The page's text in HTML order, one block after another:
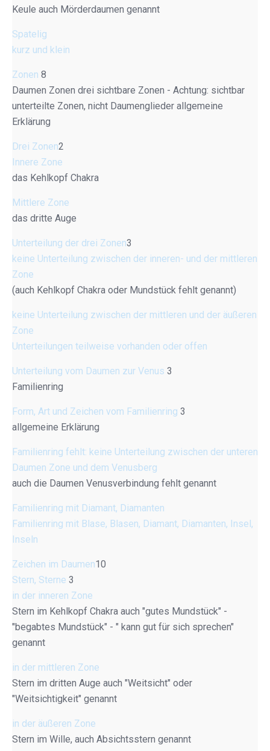
Keule auch Mörderdaumen genannt
Spatelig
kurz und klein
Zonen 8
Daumen Zonen drei sichtbare Zonen - Achtung: sichtbar
unterteilte Zonen, nicht Daumenglieder allgemeine
Erklärung
Drei Zonen2
Innere Zone
das Kehlkopf Chakra
Mittlere Zone
das dritte Auge
Unterteilung der drei Zonen3
keine Unterteilung zwischen der inneren- und der mittleren
Zone
(auch Kehlkopf Chakra oder Mundstück fehlt genannt)
keine Unterteilung zwischen der mittleren und der äußeren
Zone
Unterteilungen teilweise vorhanden oder offen
Unterteilung vom Daumen zur Venus 3
Familienring
Form, Art und Zeichen vom Familienring 3
allgemeine Erklärung
Familienring fehlt: keine Unterteilung zwischen der unteren
Daumen Zone und dem Venusberg
auch die Daumen Venusverbindung fehlt genannt
Familienring mit Diamant, Diamanten
Familienring mit Blase, Blasen, Diamant, Diamanten, Insel,
Inseln
Zeichen im Daumen10
Stern, Sterne 3
in der inneren Zone
Stern im Kehlkopf Chakra auch "gutes Mundstück" -
"begabtes Mundstück" - " kann gut für sich sprechen"
genannt
in der mittleren Zone
Stern im dritten Auge auch "Weitsicht" oder
"Weitsichtigkeit" genannt
in der äußeren Zone
Stern im Wille, auch Absichtsstern genannt